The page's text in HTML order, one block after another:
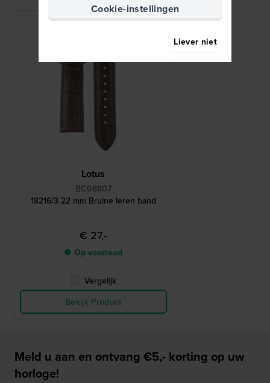
Lotus
BC08807
18216/3 22 mm Bruine leren band
€ 27,-
● Op voorraad
Vergelijk
Bekijk Product
Meld u aan en ontvang €5,- korting op uw
horloge!
Cookie-instellingen
Liever niet